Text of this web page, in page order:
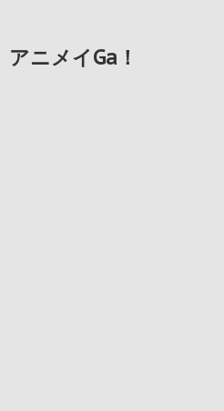
アニメイGa！